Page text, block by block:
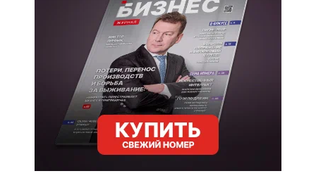
Регулирование
Премия "Тульский Бизнес"
История тульского предпринимательства